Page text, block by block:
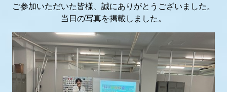
ご参加いただいた皆様、誠にありがとうございました。
当日の写真を掲載しました。